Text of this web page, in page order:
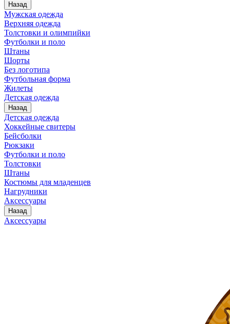
Назад
Мужская одежда
Верхняя одежда
Толстовки и олимпийки
Футболки и поло
Штаны
Шорты
Без логотипа
Футбольная форма
Жилеты
Детская одежда
Назад
Детская одежда
Хоккейные свитеры
Бейсболки
Рюкзаки
Футболки и поло
Толстовки
Штаны
Костюмы для младенцев
Нагрудники
Аксессуары
Назад
Аксессуары